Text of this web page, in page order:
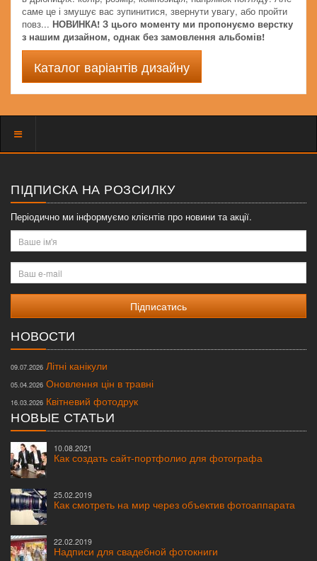
саме це і змушує вас зупинитися, звернути увагу, або пройти
повз... НОВИНКА! З цього моменту ми пропонуємо верстку
з нашим дизайном, однак без замовлення альбомів!
Каталог варіантів дизайну
Показать
ПІДПИСКА НА РОЗСИЛКУ
Періодично ми інформуємо клієнтів про новини та акції.
Ваше
ім'я
Ваш
e-
mail
НОВОСТИ
09.07.2026 Літні канікули
05.04.2026 Оновлення цін в травні
16.03.2026 Квітневий фотодрук
НОВЫЕ СТАТЬИ
10.08.2021
Как создать сайт-портфолио для фотографа
25.02.2019
Как смотреть на мир через объектив фотоаппарата
22.02.2019
Надписи для свадебной фотокниги